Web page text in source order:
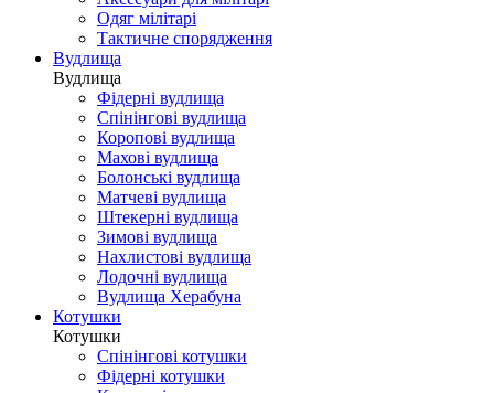
Одяг мілітарі
Тактичне спорядження
Вудлища
Вудлища
Фідерні вудлища
Спінінгові вудлища
Коропові вудлища
Махові вудлища
Болонські вудлища
Матчеві вудлища
Штекерні вудлища
Зимові вудлища
Нахлистові вудлища
Лодочні вудлища
Вудлища Херабуна
Котушки
Котушки
Спінінгові котушки
Фідерні котушки